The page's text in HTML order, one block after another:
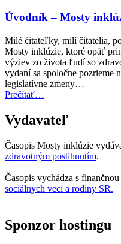
City
za
rok
2027
teraz
otvorená
na
predkladanie
návrhov”
Úvodník – Mosty
Milé čitateľky, milí čitatelia,
Mosty inklúzie, ktoré opäť
výziev zo života ľudí so
vydaní sa spoločne pozrieme
legislatívne zmeny…
Prečítať“Úvodník
Mosty
inklúzie
…
Vydavateľ
Časopis Mosty inklúzie
zdravotným postihnutím.
Časopis vychádza s
sociálnych vecí a rodiny SR.
Sponzor hostingu